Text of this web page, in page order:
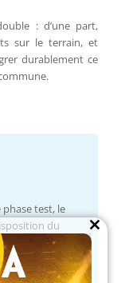
: d’une part,
sur le terrain, et
durablement ce
test, le
du
location
du